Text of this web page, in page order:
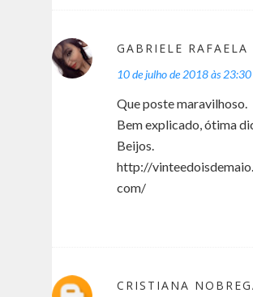
GABRIELE RAFAELA
10 de julho de 2018 às 23:30
Que poste maravilhoso.
Bem explicado, ótima
Beijos.
http://
com/
CRISTIANA